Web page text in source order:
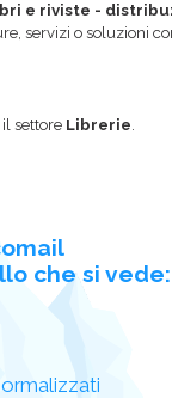
e riviste -
servizi o soluzioni
settore Librerie
che si vede: